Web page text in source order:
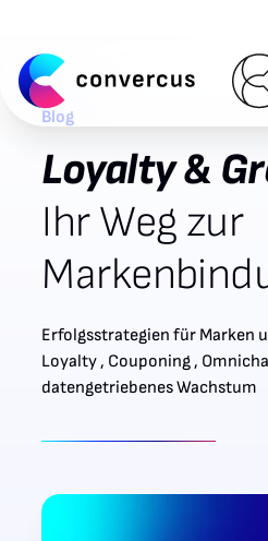
Blog
Loyalty &
Ihr Weg zur
Erfolgsstrategien für Marken
Loyalty , Couponing ,
datengetriebenes Wachstum